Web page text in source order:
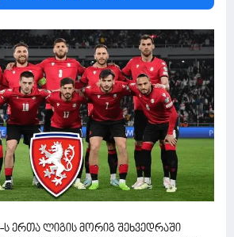
ს ერთა ლიგის მორიგ შეხვედრაში